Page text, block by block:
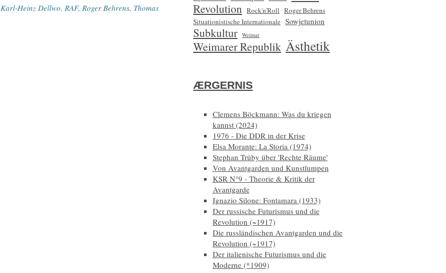
Karl-Heinz Dellwo, RAF, Roger Behrens, Thomas
Revolution Rock'n'Roll Roger Behrens
Situationistische Internationale Sowjetunion
Subkultur Weimar
Weimarer Republik Ästhetik
ÆRGERNIS
Clemens Böckmann: Was du kriegen
kannst (2024)
1976 - Die DDR in der Krise
Elsa Morante: La Storia (1974)
Stephan Trüby über 'Rechte Räume'
Von Avantgarden und Kunstlumpen
KSR N°9 - Theorie & Kritik der
Avantgarde
Ignazio Silone: Fontamara (1933)
Der russische Futurismus und die
Revolution (~1917)
Die russländischen Avantgarden und die
Revolution (~1917)
Der italienische Futurismus und die
Moderne (*1909)